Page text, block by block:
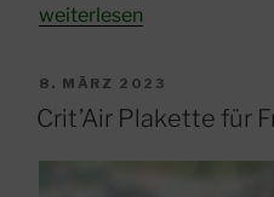
„Fehler
–
Tipps
weiterlesen
VERÖFFENTLICHT
AM
8. MÄRZ 2023
Crit’Air Plakette für